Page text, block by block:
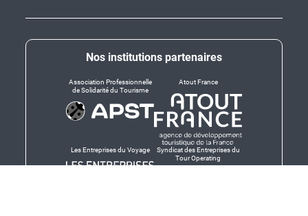
Nos institutions partenaires
Association Professionnelle
de Solidarité du Tourisme
Atout France
Les Entreprises du Voyage
Syndicat des Entreprises du
Tour Operating